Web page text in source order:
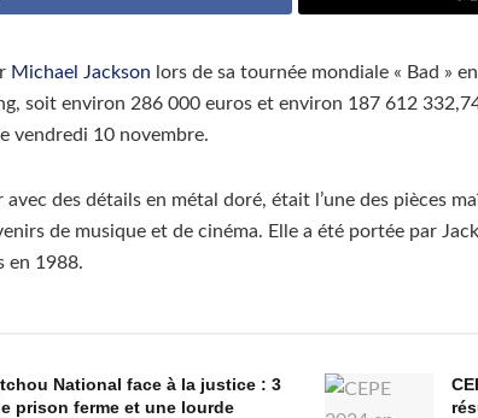
Michael Jackson lors de sa tournée mondiale « Bad »
soit environ 286 000 euros et environ 187 612
vendredi 10 novembre.
avec des détails en métal doré, était l’une des pièces
de musique et de cinéma. Elle a été portée par
en 1988.
National face à la justice : 3
prison ferme et une lourde